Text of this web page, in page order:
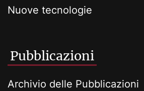
Nuove tecnologie
Pubblicazioni
Archivio delle Pubblicazioni